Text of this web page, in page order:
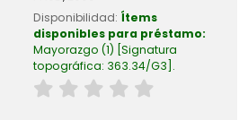
Disponibilidad: Ítems
disponibles para préstamo:
Mayorazgo (1) Signatura
topográfica: 363.34/G3 .